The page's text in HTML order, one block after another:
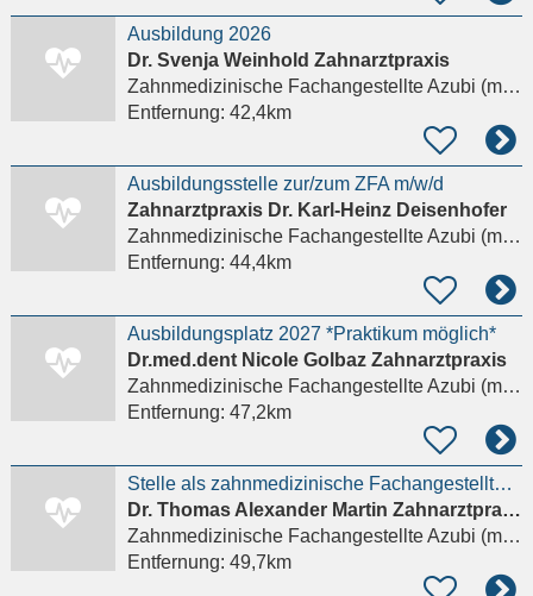
Ausbildung 2026
Dr. Svenja Weinhold Zahnarztpraxis
Zahnmedizinische Fachangestellte Azubi (m/w/d)
Entfernung: 42,4km
Ausbildungsstelle zur/zum ZFA m/w/d
Zahnarztpraxis Dr. Karl-Heinz Deisenhofer
Zahnmedizinische Fachangestellte Azubi (m/w/d)
Entfernung: 44,4km
Ausbildungsplatz 2027 *Praktikum möglich*
Dr.med.dent Nicole Golbaz Zahnarztpraxis
Zahnmedizinische Fachangestellte Azubi (m/w/d)
Entfernung: 47,2km
Stelle als zahnmedizinische Fachangestellte ZFA oder Azubi ZFA
Dr. Thomas Alexander Martin Zahnarztpraxis
Zahnmedizinische Fachangestellte Azubi (m/w/d)
Entfernung: 49,7km